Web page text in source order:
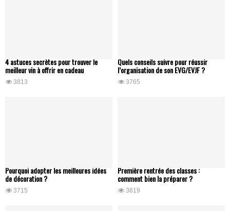
4 astuces secrètes pour trouver le
meilleur vin à offrir en cadeau
3813
Quels conseils suivre pour réussir
l’organisation de son EVG/EVJF ?
3765
Pourquoi adopter les meilleures idées
de décoration ?
3715
Première rentrée des classes :
comment bien la préparer ?
3619